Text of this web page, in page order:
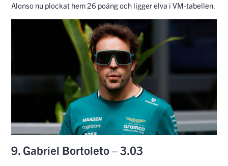
Alonso nu plockat hem 26 poäng och ligger elva i VM-tabellen.
9. Gabriel Bortoleto – 3.03